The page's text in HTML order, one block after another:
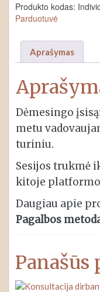
(mindfulness)
praktikų
Produkto kodas:
Parduotuvė
Aprašymas
Dėmesingo
metu
turiniu.
Sesijos trukmė
kitoje
Daugiau apie
Pagalbos